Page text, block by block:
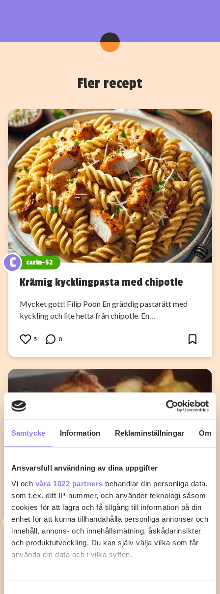
Samtycke Information Reklaminställningar Om
Ansvarsfull användning av dina uppgifter
Vi och våra 1022 partners behandlar din personliga data,
som t.ex. ditt IP-nummer, och använder teknologi såsom
cookies för att lagra och få tillgång till information på din
enhet för att kunna tillhandahålla personliga annonser och
innehåll, annons- och innehållsmätning, åskådarinsikter
och produktutveckling. Du kan själv välja vilka som får
använda din data och i vilka syften.
Med din tillåtelse skulle vi även vilja:
Fler recept
C carin-52
Krämig kycklingpasta med chipotle
Mycket gott! Filip Poon En gräddig pastarätt med
kyckling och lite hetta från chipotle. En…
5 0
A aklofman
Baconlindad kyckling med sweet
chilisås
Sätt ugnen på 225°C. Salta och peppra